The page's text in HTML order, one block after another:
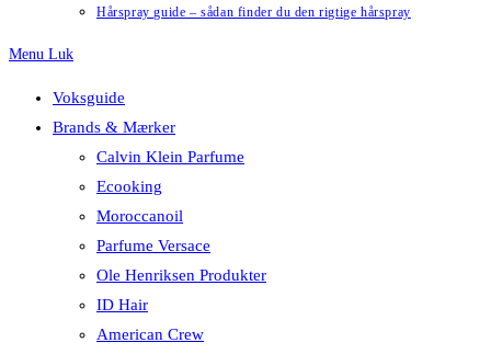
Hårspray guide – sådan finder du den rigtige hårspray
Menu Luk
Voksguide
Brands & Mærker
Calvin Klein Parfume
Ecooking
Moroccanoil
Parfume Versace
Ole Henriksen Produkter
ID Hair
American Crew